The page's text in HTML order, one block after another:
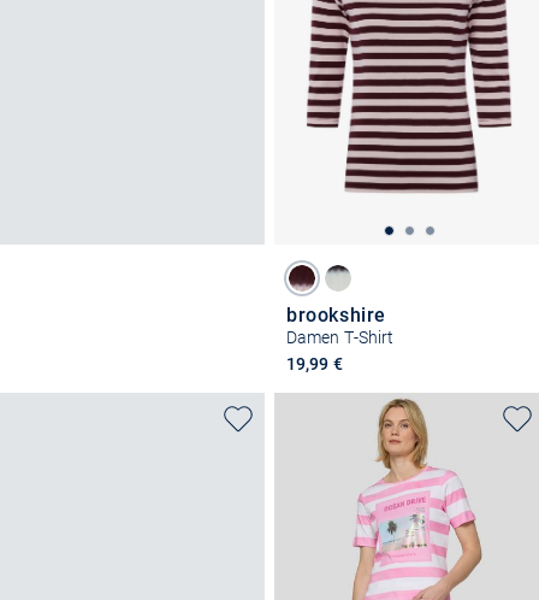
brookshire
Damen T-Shirt
19,99 €